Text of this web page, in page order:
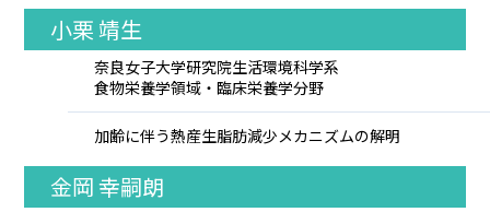
小栗 靖生
奈良女子大学研究院生活環境科学系
食物栄養学領域・臨床栄養学分野
加齢に伴う熱産生脂肪減少メカニズムの解明
金岡 幸嗣朗